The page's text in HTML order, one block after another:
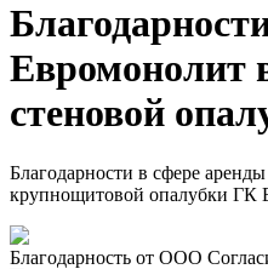
Евромонолит
стеновой
Благодарности в сфере
крупнощитовой опалубки ГК
Благодарность от ООО